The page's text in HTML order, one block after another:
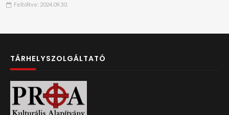
Feltöltve: 2024.09.30.
TÁRHELYSZOLGÁLTATÓ